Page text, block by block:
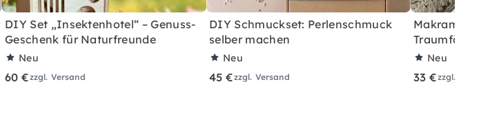
DIY Set „Insektenhotel“ – Genuss-
Geschenk für Naturfreunde
Neu
60 €zzgl. Versand
DIY Schmuckset: Perlenschmuck
selber machen
Neu
45 €zzgl. Versand
Makramee
Neu
33 €zzgl.